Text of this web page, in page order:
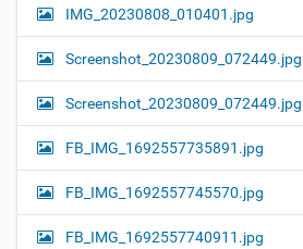
IMG_20230808_010401.jpg
Screenshot_20230809_072449.jpg
Screenshot_20230809_072449.jpg
FB_IMG_1692557735891.jpg
FB_IMG_1692557745570.jpg
FB_IMG_1692557740911.jpg